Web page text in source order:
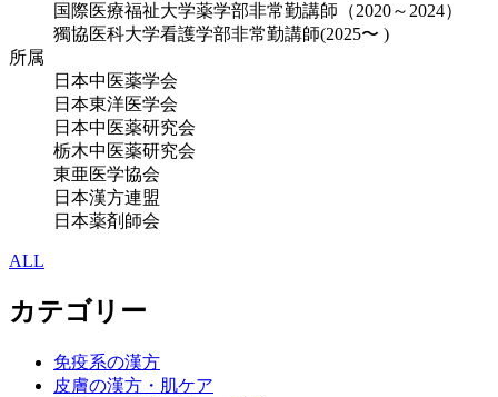
国際医療福祉大学薬学部非常勤講師（2020～2024）
獨協医科大学看護学部非常勤講師(2025〜 )
所属
日本中医薬学会
日本東洋医学会
日本中医薬研究会
栃木中医薬研究会
東亜医学協会
日本漢方連盟
日本薬剤師会
ALL
カテゴリー
免疫系の漢方
皮膚の漢方・肌ケア